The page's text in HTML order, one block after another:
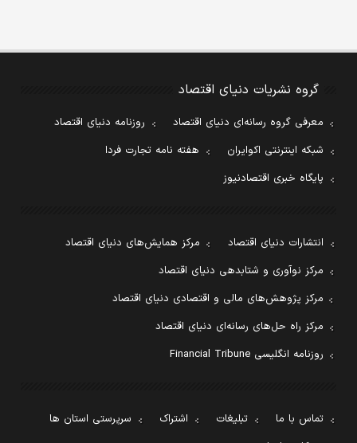
گروه نشریات دنیای اقتصاد
معرفی گروه رسانه‌ای دنیای اقتصاد
روزنامه دنیای اقتصاد
شبکه اینترنتی اکوایران
هفته نامه تجارت فردا
پایگاه خبری اقتصادنیوز
انتشارات دنیای اقتصاد
مرکز همایش‌های دنیای اقتصاد
مرکز نوآوری و شتابدهی دنیای اقتصاد
مرکز پژوهش‌های مالی و اقتصادی دنیای اقتصاد
مرکز راه حل‌های رسانه‌ای دنیای اقتصاد
روزنامه انگلیسی Financial Tribune
تماس با ما تبلیغات اشتراک
سرپرستی استان ها